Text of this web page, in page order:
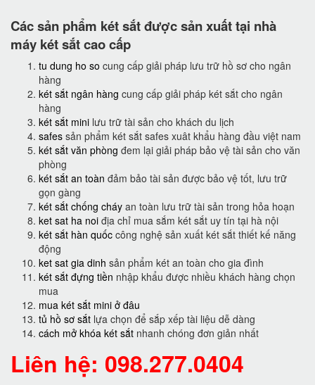
Các sản phẩm két sắt được sản xuất tại nhà
máy két sắt cao cấp
tu dung ho so cung cấp giải pháp lưu trữ hồ sơ cho ngân
hàng
két sắt ngân hàng cung cấp giải pháp két sắt cho ngân
hàng
két sắt mini lưu trữ tài sản cho khách du lịch
safes sản phẩm két sắt safes xuât khẩu hàng đầu việt nam
két sắt văn phòng đem lại giải pháp bảo vệ tài sản cho văn
phòng
két sắt an toàn đảm bảo tài sản được bảo vệ tốt, lưu trữ
gọn gàng
két sắt chống cháy an toàn lưu trữ tài sản trong hỏa hoạn
ket sat ha noi địa chỉ mua sắm két sắt uy tín tại hà nội
két sắt hàn quốc công nghệ sản xuất két sắt thiết kế năng
động
ket sat gia dinh sản phẩm két an toàn cho gia đình
két sắt đựng tiền nhập khẩu được nhiều khách hàng chọn
mua
mua két sắt mini ở đâu
tủ hồ sơ sắt lựa chọn để sắp xếp tài liệu dễ dàng
cách mở khóa két sắt nhanh chóng đơn giản nhất
Liên hệ: 098.277.0404